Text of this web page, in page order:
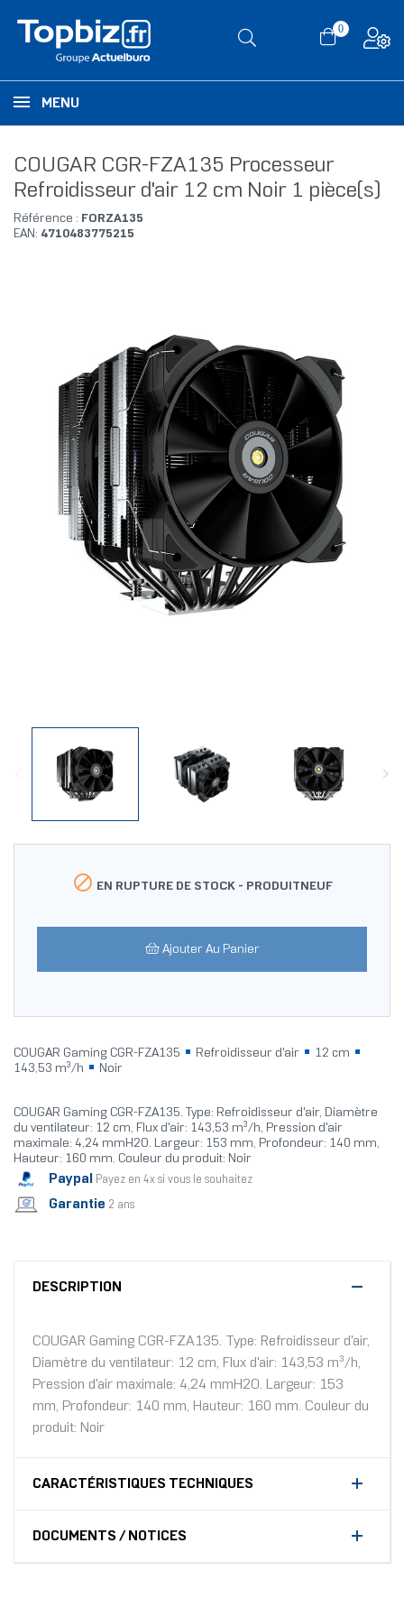
0
MENU
COUGAR CGR-FZA135 Processeur
Refroidisseur d'air 12 cm Noir 1 pièce(s)
Référence : FORZA135
EAN: 4710483775215
 EN RUPTURE DE STOCK - PRODUITNEUF
Ajouter Au Panier
COUGAR Gaming CGR-FZA135 Refroidisseur d'air
12 cm
143,53 m³/h
Noir
COUGAR Gaming CGR-FZA135. Type: Refroidisseur d'air, Diamètre
du ventilateur: 12 cm, Flux d'air: 143,53 m³/h, Pression d'air
maximale: 4,24 mmH2O. Largeur: 153 mm, Profondeur: 140 mm,
Hauteur: 160 mm. Couleur du produit: Noir
Paypal Payez en 4x si vous le souhaitez
Garantie 2 ans
DESCRIPTION
COUGAR Gaming CGR-FZA135. Type: Refroidisseur d'air,
Diamètre du ventilateur: 12 cm, Flux d'air: 143,53 m³/h,
Pression d'air maximale: 4,24 mmH2O. Largeur: 153
mm, Profondeur: 140 mm, Hauteur: 160 mm. Couleur du
produit: Noir
CARACTÉRISTIQUES TECHNIQUES
DOCUMENTS / NOTICES